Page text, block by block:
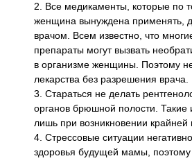
Все медикаменты, которые по
женщина вынуждена применять,
врачом. Всем известно, что
препараты могут вызвать
в организме женщины. Поэтому
лекарства без разрешения врача.
Стараться не делать
органов брюшной полости. Такие
лишь при возникновении крайней
Стрессовые ситуации
здоровья будущей мамы,